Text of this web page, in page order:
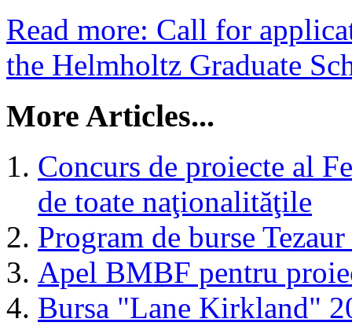
Read more: Call for
the Helmholtz Graduate
More Articles...
Concurs de proiecte al
de toate naţionalităţile
Program de burse
Apel BMBF pentru
Bursa "Lane Kirkland"